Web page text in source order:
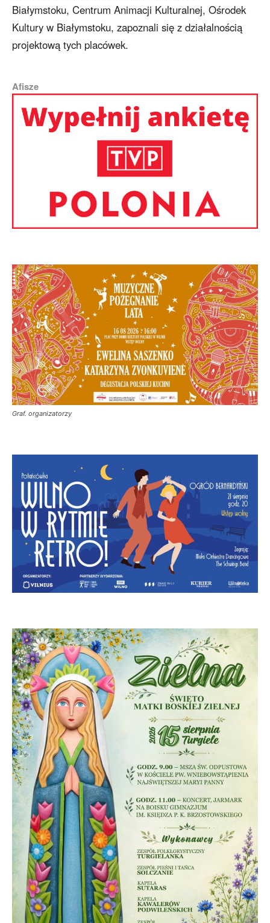
Białymstoku, Centrum Animacji Kulturalnej, Ośrodek
Kultury w Białymstoku, zapoznali się z działalnością
projektową tych placówek.
Afisze
Graf. organizatorzy